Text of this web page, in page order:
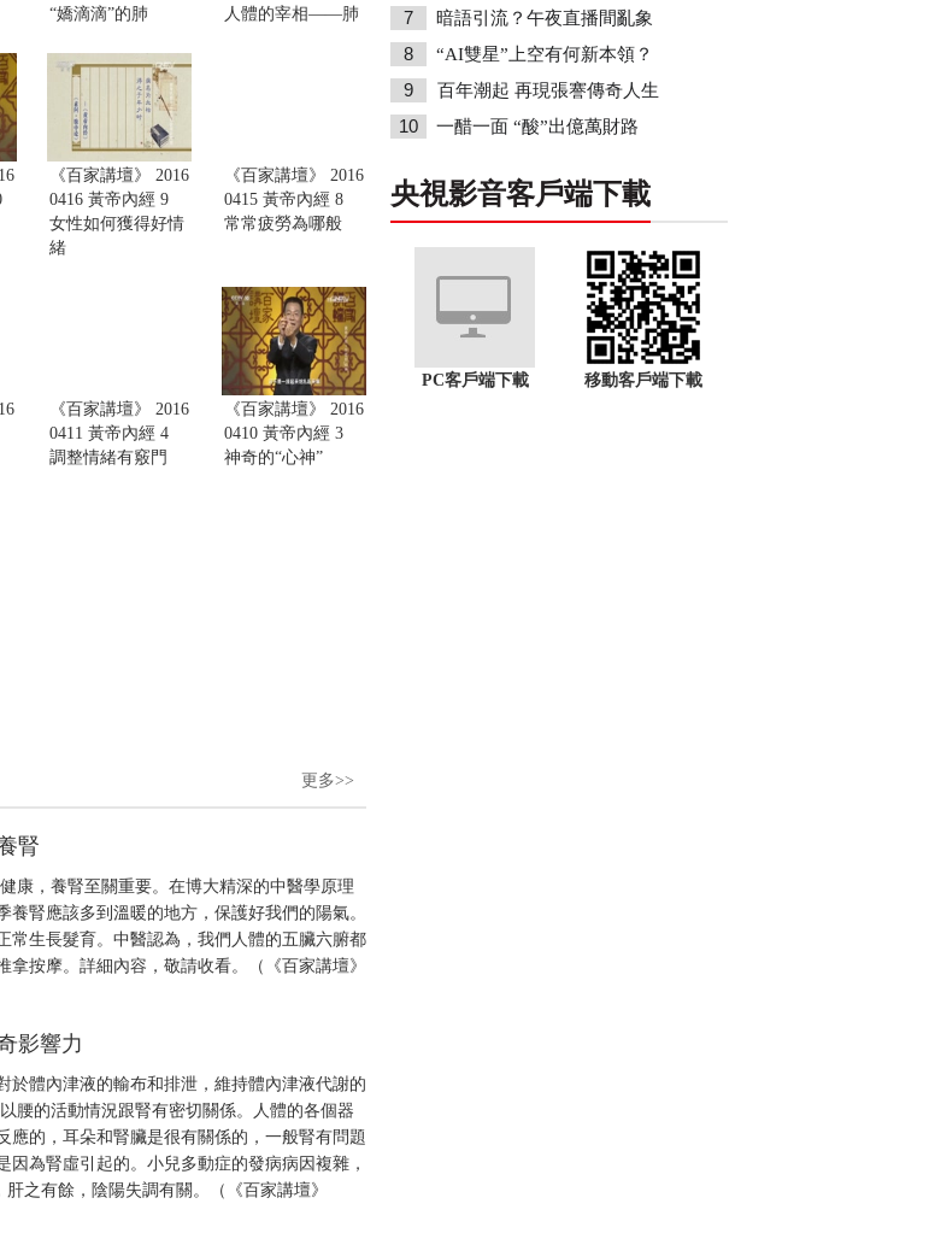
“嬌滴滴”的肺
人體的宰相——肺
《百家講壇》 2016
0416 黃帝內經 9
女性如何獲得好情
緒
《百家講壇》 2016
0415 黃帝內經 8
常常疲勞為哪般
《百家講壇》 2016
0411 黃帝內經 4
調整情緒有竅門
《百家講壇》 2016
0410 黃帝內經 3
神奇的“心神”
更多>>
腎
康，養腎至關重要。在博大精深的中醫學原理
腎應該多到溫暖的地方，保護好我們的陽氣。
常生長髮育。中醫認為，我們人體的五臟六腑都
按摩。詳細內容，敬請收看。（《百家講壇》
影響力
於體內津液的輸布和排泄，維持體內津液代謝的
腰的活動情況跟腎有密切關係。人體的各個器
應的，耳朵和腎臟是很有關係的，一般腎有問題
為腎虛引起的。小兒多動症的發病病因複雜，
之有餘，陰陽失調有關。（《百家講壇》
7 暗語引流？午夜直播間亂象
8 “AI雙星”上空有何新本領？
9 百年潮起 再現張謇傳奇人生
10 一醋一面 “酸”出億萬財路
央視影音客戶端下載
PC客戶端下載 移動客戶端下載